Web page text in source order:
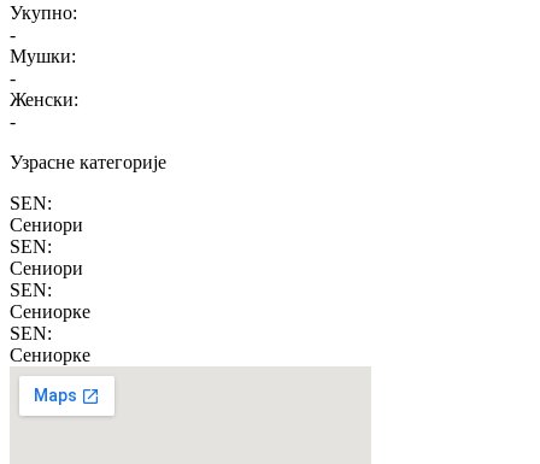
Укупно:
-
Мушки:
-
Женски:
-
Узрасне категорије
SEN:
Сениори
SEN:
Сениори
SEN:
Сениорке
SEN:
Сениорке